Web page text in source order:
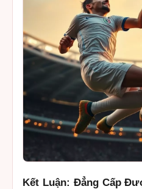
Kết Luận: Đẳng Cấp